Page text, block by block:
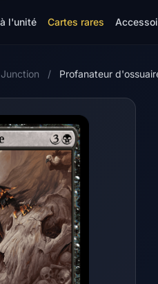
l'unité Cartes rares
/ Profanateur